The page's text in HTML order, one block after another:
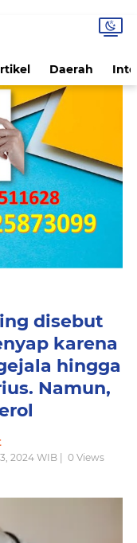
Daerah
disebut
karena
hingga
Namun,
2024 WIB | 0 Views